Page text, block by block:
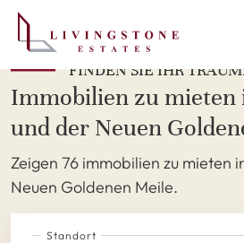
FINDEN SIE IHR
Immobilien zu mieten
und der Neuen
Zeigen 76 immobilien zu mieten
Neuen Goldenen Meile.
Standort